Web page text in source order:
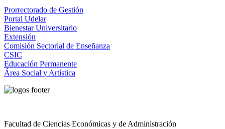
Prorrectorado de Gestión
Portal Udelar
Bienestar Universitario
Extensión
Comisión Sectorial de Enseñanza
CSIC
Educación Permanente
Área Social y Artística
Facultad de Ciencias Económicas y de Administración